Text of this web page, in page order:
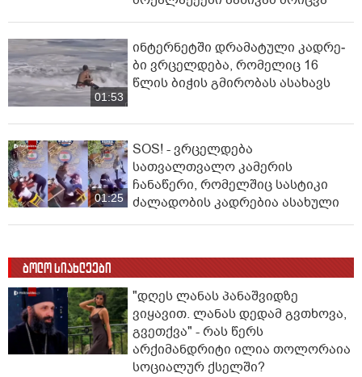
01:53
ინ­ტერ­ნეტ­ში დრა­მა­ტუ­ლი კად­რე­
ბი ვრცელდება, რომელიც 16
წლის ბიჭის გმირობას ასახავს
01:25
SOS! - ვრცელდება
სათვალთვალო კამერის
ჩანაწერი, რომელშიც სასტიკი
ძალადობის კადრებია ასახული
ბოლო სიახლეები
"დღეს ლანას პანაშვიდზე
ვიყავით. ლანას დედამ გვთხოვა,
გვეთქვა" - რას წერს
არქიმანდრიტი ილია თოლორაია
სოციალურ ქსელში?